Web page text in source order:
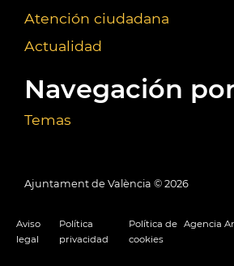
Atención ciudadana
Actualidad
Navegación
Temas
Ajuntament de València © 2026
Aviso
legal
Política
privacidad
Política de
cookies
Agencia